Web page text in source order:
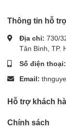
Thông tin hỗ
Địa chỉ: 730/
Tân Bình, TP.
Số điện thoại:
Email:
Hỗ trợ khách
Chính sách